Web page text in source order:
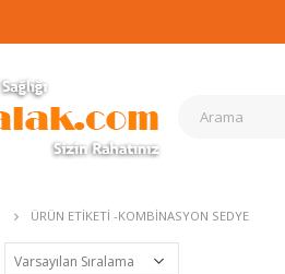
ÜRÜN ETIKETI -KOMBINASYON SEDYE